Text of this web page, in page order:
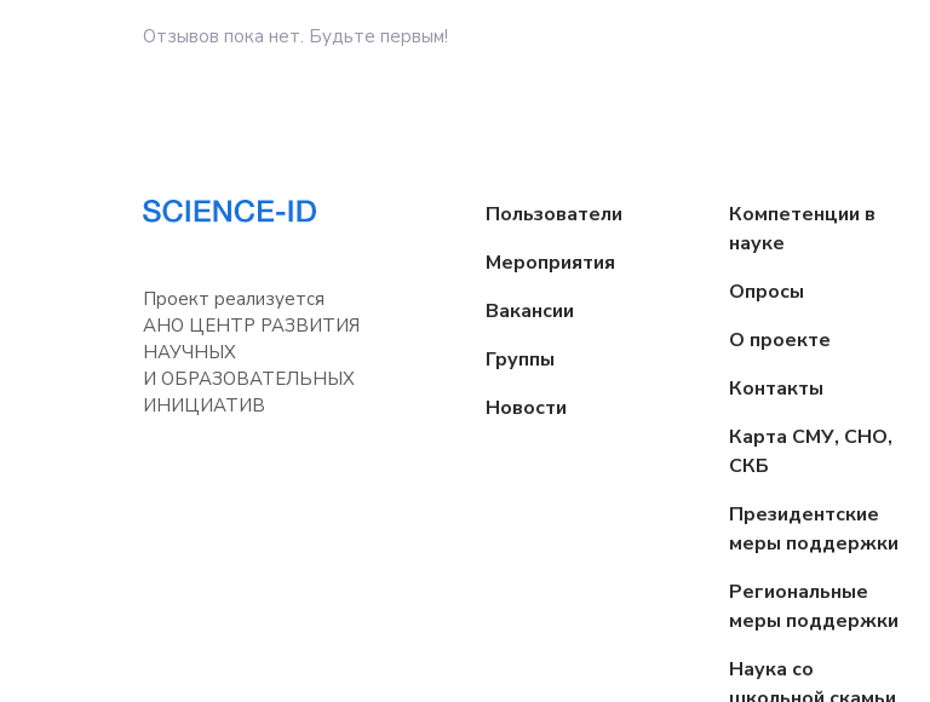
Отзывов пока нет. Будьте первым!
Проект реализуется
АНО ЦЕНТР РАЗВИТИЯ
НАУЧНЫХ
И ОБРАЗОВАТЕЛЬНЫХ
ИНИЦИАТИВ
Пользователи
Мероприятия
Вакансии
Группы
Новости
Компетенции в
науке
Опросы
О проекте
Контакты
Карта СМУ, СНО,
СКБ
Президентские
меры поддержки
Региональные
меры поддержки
Наука со